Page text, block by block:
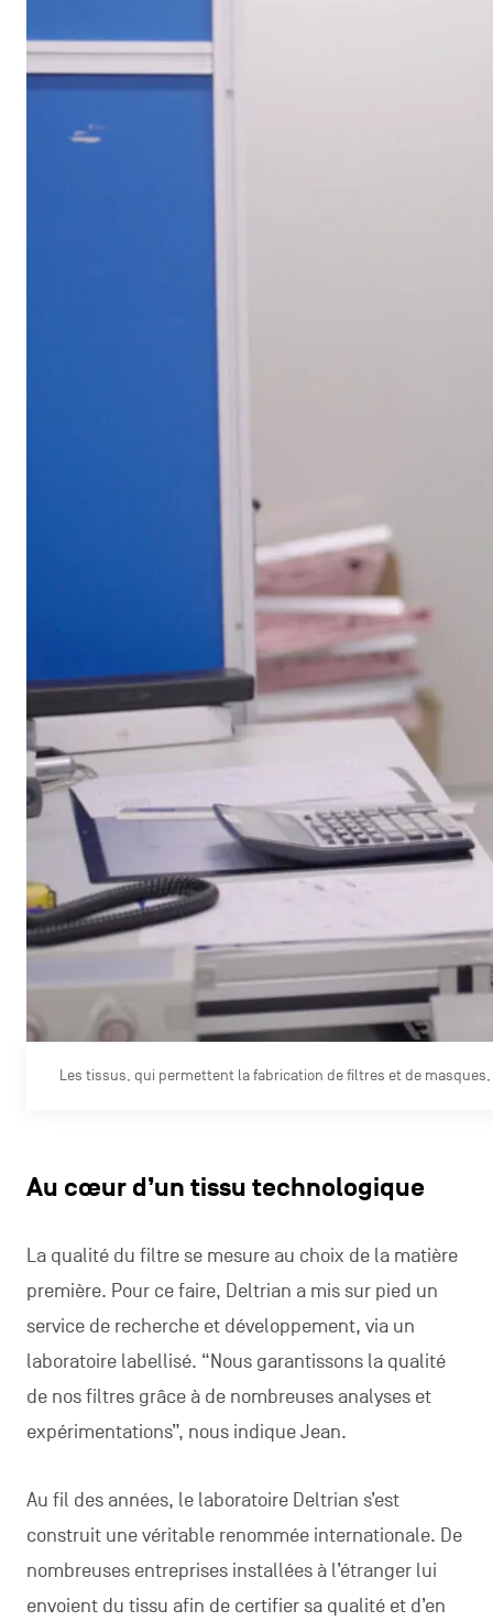
Les tissus, qui permettent la fabrication de filtres et de
Au cœur d’un tissu technologique
La qualité du filtre se mesure au choix de la matière
première. Pour ce faire, Deltrian a mis sur pied un
service de recherche et développement, via un
laboratoire labellisé. “Nous garantissons la qualité
de nos filtres grâce à de nombreuses analyses et
expérimentations”, nous indique Jean.
Au fil des années, le laboratoire Deltrian s’est
construit une véritable renommée internationale. De
nombreuses entreprises installées à l’étranger lui
envoient du tissu afin de certifier sa qualité et d’en